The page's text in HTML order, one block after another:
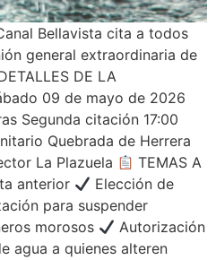
Bellavista cita a todos
general extraordinaria de
DE LA
09 de mayo de 2026
Segunda citación 17:00
Quebrada de Herrera
La Plazuela
TEMAS A
anterior
Elección de
para suspender
morosos
Autorización
agua a quienes alteren